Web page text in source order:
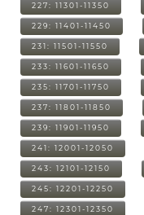
227: 11301-11350
229: 11401-11450
231: 11501-11550
233: 11601-11650
235: 11701-11750
237: 11801-11850
239: 11901-11950
241: 12001-12050
243: 12101-12150
245: 12201-12250
247: 12301-12350